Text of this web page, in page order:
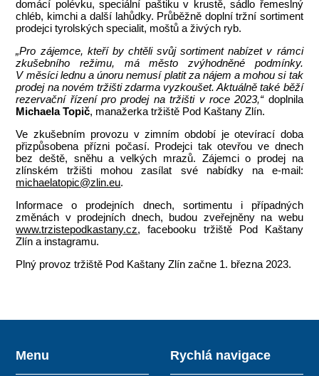
domácí polévku, speciální paštiku v krustě, sádlo řemeslný
chléb, kimchi a další lahůdky. Průběžně doplní tržní sortiment
prodejci tyrolských specialit, moštů a živých ryb.
„Pro zájemce, kteří by chtěli svůj sortiment nabízet v rámci
zkušebního režimu, má město zvýhodněné podmínky.
V měsíci lednu a únoru nemusí platit za nájem a mohou si tak
prodej na novém tržišti zdarma vyzkoušet. Aktuálně také běží
rezervační řízení pro prodej na tržišti v roce 2023,“doplnila
Michaela Topič, manažerka tržiště Pod Kaštany Zlín.
Ve zkušebním provozu v zimním období je otevírací doba
přizpůsobena přízni počasí. Prodejci tak otevřou ve dnech
bez deště, sněhu a velkých mrazů. Zájemci o prodej na
zlínském tržišti mohou zasílat své nabídky na e-mail:
michaelatopic@zlin.eu.
Informace o prodejních dnech, sortimentu i případných
změnách v prodejních dnech, budou zveřejněny na webu
www.trzistepodkastany.cz, facebooku tržiště Pod Kaštany
Zlín a instagramu.
Plný provoz tržiště Pod Kaštany Zlín začne 1. března 2023.
Menu Rychlá navigace